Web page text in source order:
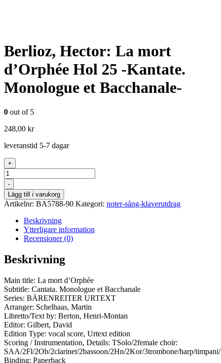
Berlioz, Hector: La mort
d’Orphée Hol 25 -Kantate.
Monologue et Bacchanale-
0 out of 5
248,00 kr
leveranstid 5-7 dagar
+
Antal
-
Lägg till i varukorg
Artikelnr: BA5788-90 Kategori: noter-sång-klaverutdrag
Beskrivning
Ytterligare information
Recensioner (0)
Beskrivning
Main title: La mort d’Orphée
Subtitle: Cantata. Monologue et Bacchanale
Series: BÄRENREITER URTEXT
Arranger: Schelhaas, Martin
Libretto/Text by: Berton, Henri-Montan
Editor: Gilbert, David
Edition Type: vocal score, Urtext edition
Scoring / Instrumentation, Details: TSolo/2female choir:
SAA/2Fl/2Ob/2clarinet/2bassoon/2Hn/2Kor/3trombone/harp/
Binding: Paperback